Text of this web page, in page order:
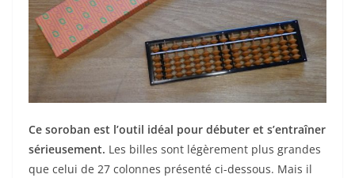
Ce soroban est l’outil idéal pour débuter et s’entraîner
sérieusement. Les billes sont légèrement plus grandes
que celui de 27 colonnes présenté ci-dessous. Mais il